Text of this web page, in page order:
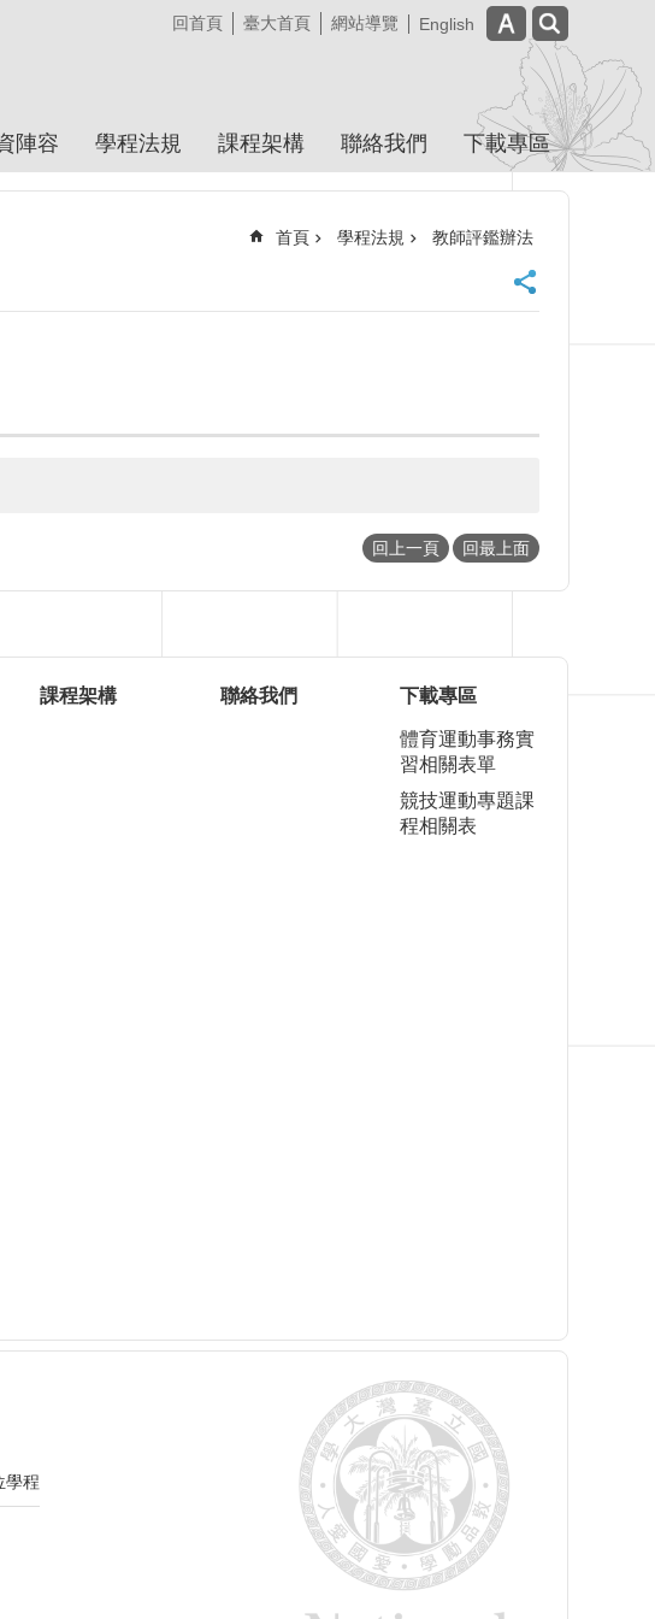
回首頁 臺大首頁 網站導覽 English
陣容 學程法規 課程架構 聯絡我們 下載專區
首頁 學程法規 教師評鑑辦法
回上一頁 回最上面
課程架構 聯絡我們 下載專區
體育運動事務實
習相關表單
競技運動專題課
程相關表
學程